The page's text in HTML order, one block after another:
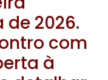
2026.
com
à